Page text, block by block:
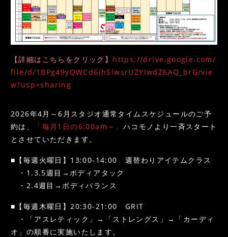
【詳細はこちらをクリック】 https://drive.google.com/
file/d/1BPg49yQWCd6ihSIwsrUZYIwdZ6AQ_brG/vie
w?usp=sharing
2026年4月～6月スタジオ通常タイムスケジュールのご予
約は、
「毎月1日の6:00am～」 ハコモノより一斉スタート
とさせていただきます。
■【毎週火曜日】13:00-14:00 週替わりアイテムクラス
・1.3.5週目→ボディアタック
・2.4週目→ボディバランス
■【毎週木曜日】20:30-21:00 GRIT
・「アスレティック」→「ストレングス」→「カーディ
オ」の順番に実施いたします。